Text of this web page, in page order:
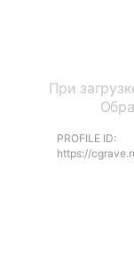
При
PROFILE ID:
https://